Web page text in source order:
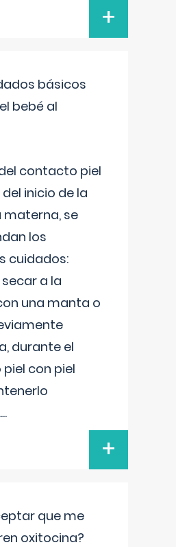
+
básicos
bebé al
contacto piel
inicio de la
se
los
cuidados:
a la
una manta o
durante el
con piel
...
+
que me
oxitocina?